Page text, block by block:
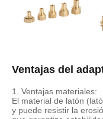
Ventajas del
1. Ventajas materiales:
El material de latón
y puede resistir la